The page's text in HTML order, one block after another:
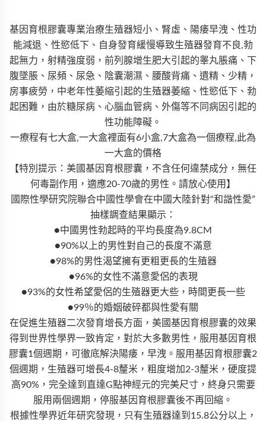
基因育根膠囊專業治療生殖器短小、腎虛、陽痿早洩、性功
能減退、性慾低下、自身發育緩慢導致生殖器發育不良,勃
起無力，射精強度弱，前列腺增生肥大引起的睾丸脹痛、下
腹墜脹、尿頻、尿急、陰囊潮濕、腰酸背痛、遺精、少精，
房事疲勞，中老年性萎縮引起的生殖器萎縮、性慾低下、勃
起困難，由於糖尿病、心腦血管病、外傷等不同病因引起的
性功能障礙。
一療程有七大盒,一大盒裡面有6小盒,7大盒為一個療程,此為
一大盒的價格
【特別提示：美國基因育根膠囊，不含任何違禁成分，無任
何毒副作用，適應20-70歲的男性。請放心使用】
國際性學研究院聯合中國性學會在中國大陸針對“和諧性愛”
抽樣調查結果顯示：
●中國男性勃起時的平均長度為9.8CM
●90%以上的男性對自己的長度不滿意
●98%的男性渴望擁有更粗更長的生殖器
●96%的女性不滿意愛侶的表現
●93%的女性希望愛侶的生殖器更大些，時間更長一些
●99％的婚姻破碎都與性愛有關
在促進生殖器二次發育增長方面，美國基因育根膠囊的效果
得到世界性學界一致肯定，對於大多數男性，服用基因育根
膠囊1個週期，可徹底解決陽痿，早洩。服用基因育根膠囊2
個週期，生殖器可增長4-8釐米，粗度增加2-3釐米，硬度提
高90%，完全達到直達G點神經元的完美尺寸，終身只需要
服用兩個週期，停服基因育根膠囊後不再回縮。
根據性學界近年研究發現，只有生殖器達到15.8公分以上，